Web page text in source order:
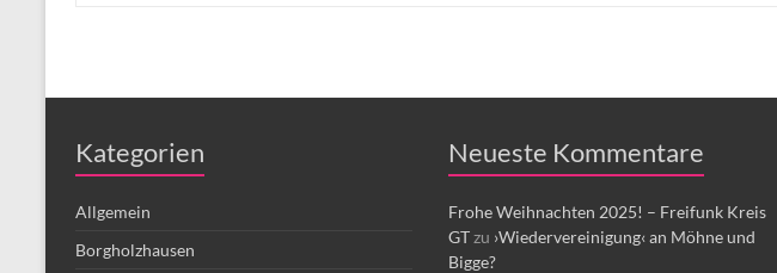
Kategorien
Allgemein
Borgholzhausen
Neueste Kommentare
Frohe Weihnachten 2025! – Freifunk Kreis
GTzu ›Wiedervereinigung‹ an Möhne und
Bigge?